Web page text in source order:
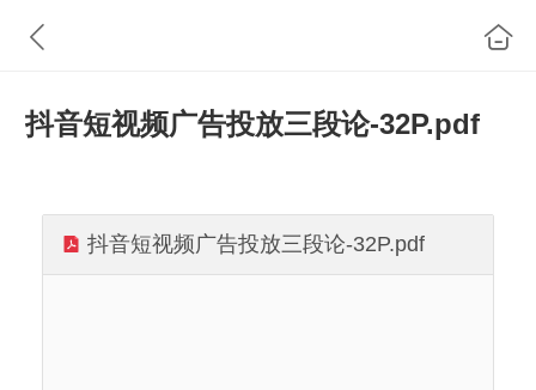
抖音短视频广告投放三段论-32P.pdf
抖音短视频广告投放三段论-32P.pdf